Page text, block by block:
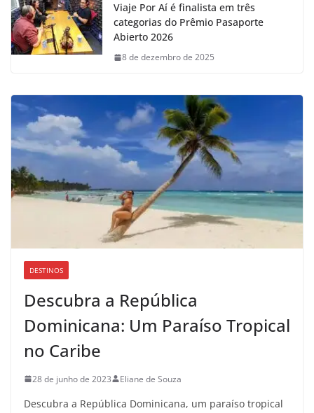
Viaje Por Aí é finalista em três
categorias do Prêmio Pasaporte
Abierto 2026
8 de dezembro de 2025
DESTINOS
Descubra a República
Dominicana: Um Paraíso Tropical
no Caribe
28 de junho de 2023 Eliane de Souza
Descubra a República Dominicana, um paraíso tropical